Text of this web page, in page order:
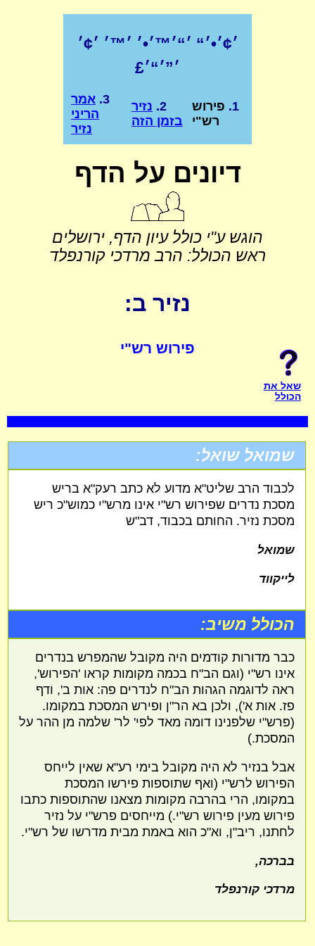
׳¢׳•׳“ ׳“׳™׳•׳ ׳™׳ ׳¢׳
׳”׳“׳£
1. פירוש
רש"י
2. נזיר
בזמן הזה
3. אמר
הריני
נזיר
דיונים על הדף
הוגש ע"י כולל עיון הדף, ירושלים
ראש הכולל: הרב מרדכי קורנפלד
נזיר ב:
פירוש רש"י
שאל את
הכולל
שמואל שואל:
לכבוד הרב שליט"א מדוע לא כתב רעק"א בריש
מסכת נדרים שפירוש רש"י אינו מרש"י כמוש"כ ריש
מסכת נזיר. החותם בכבוד, דב"ש
שמואל
לייקווד
הכולל משיב:
כבר מדורות קודמים היה מקובל שהמפרש בנדרים
אינו רש"י (וגם הב"ח בכמה מקומות קראו 'הפירוש',
ראה לדוגמה הגהות הב"ח לנדרים פה: אות ב', ודף
פז. אות א'), ולכן בא הר"ן ופירש המסכת במקומו.
(פרש"י שלפנינו דומה מאד לפי' לר' שלמה מן ההר על
המסכת.)
אבל בנזיר לא היה מקובל בימי רע"א שאין לייחס
הפירוש לרש"י (ואף שתוספות פירשו המסכת
במקומו, הרי בהרבה מקומות מצאנו שהתוספות כתבו
פירוש מעין פירוש רש"י.) מייחסים פרש"י על נזיר
לחתנו, ריב"ן, וא"כ הוא באמת מבית מדרשו של רש"י.
בברכה,
מרדכי קורנפלד